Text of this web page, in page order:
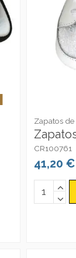
Zapatos
CR100761
41,20 €